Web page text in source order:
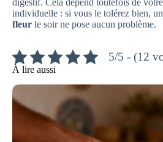
individuelle : si vous le tolérez bien, un
fleur le soir ne pose aucun problème.
5/5 - (12
À lire aussi